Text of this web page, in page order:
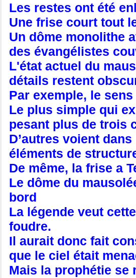
Les restes ont été
Une frise court tout
Un dôme monolithe
des évangélistes
L'état actuel du
détails restent
Par exemple, le
Le plus simple qui
pesant plus de trois
D’autres voient
éléments de
De même, la frise a
Le dôme du
bord
La légende veut
foudre.
Il aurait donc fait
que le ciel était
Mais la prophétie se